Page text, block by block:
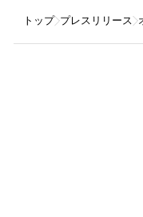
トップ プレスリリース